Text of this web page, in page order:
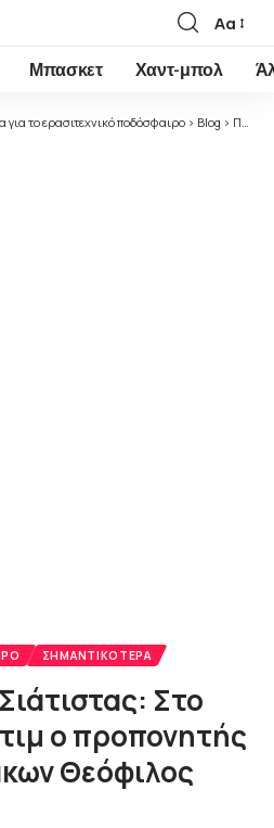
Font
Resizer
Αα
Μπασκετ Χαντ-μπολ
το ερασιτεχνικό ποδόσφαιρο > Blog > Ποδόσφαιρο
ΣΗΜΑΝΤΙΚΌΤΕΡΑ
Στο
ο προπονητής
Θεόφιλος